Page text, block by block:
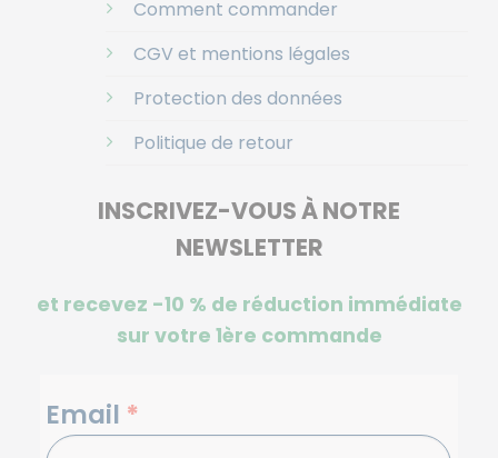
Comment commander
CGV et mentions légales
Protection des données
Politique de retour
INSCRIVEZ-VOUS À NOTRE
NEWSLETTER
et recevez -10 % de réduction immédiate
sur votre 1ère commande
NEWSLETTERS
Email *